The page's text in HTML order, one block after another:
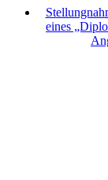
eines